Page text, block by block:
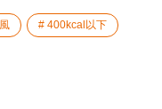
400kcal以下